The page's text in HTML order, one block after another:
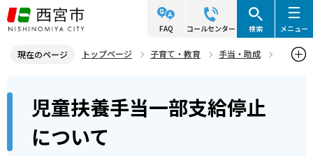
こ
の
ジ
頭
FAQ コールセンター 検索 メニュー
現在のページ トップページ 子育て・教育
手当・助成
児童扶養手当一部支給停止
について